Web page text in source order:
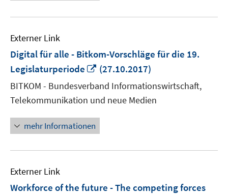
Externer Link
Digital für alle - Bitkom-Vorschläge für die 19.
Legislaturperiode
In
neuem
Fenster
öffnen
(27.10.2017)
BITKOM - Bundesverband Informationswirtschaft,
Telekommunikation und neue Medien
mehr Informationen
Externer Link
Workforce of the future - The competing forces